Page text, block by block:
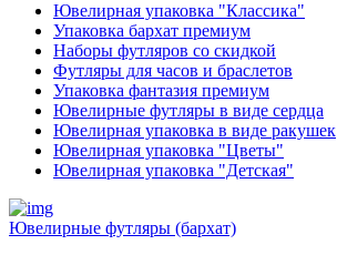
Ювелирная упаковка "Классика"
Упаковка бархат премиум
Наборы футляров со скидкой
Футляры для часов и браслетов
Упаковка фантазия премиум
Ювелирные футляры в виде сердца
Ювелирная упаковка в виде ракушек
Ювелирная упаковка "Цветы"
Ювелирная упаковка "Детская"
Ювелирные футляры (бархат)